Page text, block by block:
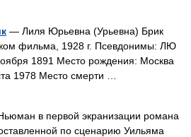
— Лиля Юрьевна (Урьевна) Брик
фильма, 1928 г. Псевдонимы: ЛЮ
1891 Место рождения: Москва
1978 Место смерти …
в первой экранизации романа
по сценарию Уильяма